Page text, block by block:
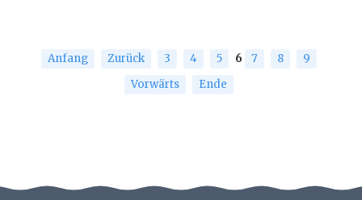
Anfang Zurück 3 4 5 6 7 8
9
Vorwärts
Ende